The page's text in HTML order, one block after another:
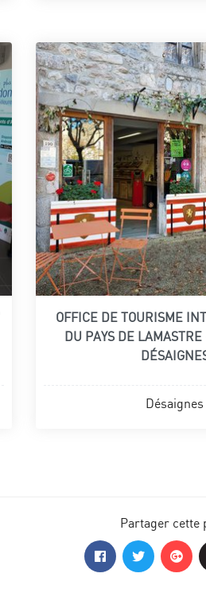
OFFICE DE TOURISME
DU PAYS DE
Désaignes
Partager cette